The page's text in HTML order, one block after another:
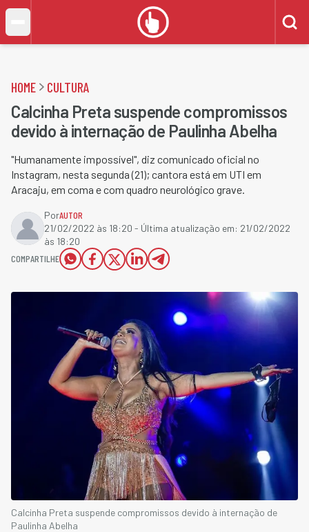
HOME CULTURA
Calcinha Preta suspende compromissos
devido à internação de Paulinha Abelha
"Humanamente impossível", diz comunicado oficial no
Instagram, nesta segunda (21); cantora está em UTI em
Aracaju, em coma e com quadro neurológico grave.
PorAUTOR
21/02/2022 às 18:20 - Última atualização em: 21/02/2022
às 18:20
COMPARTILHE
Calcinha Preta suspende compromissos devido à internação de
Paulinha Abelha